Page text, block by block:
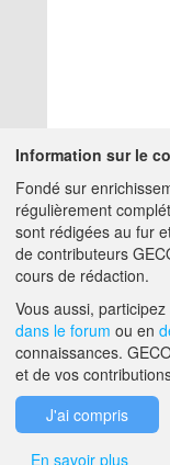
null
A
Information sur le
Fondé sur
régulièrement
sont rédigées au fur
de contributeurs
cours de rédaction.
Vous aussi,
dans le forum ou en
connaissances.
et de vos
J'ai compris
En savoir plus